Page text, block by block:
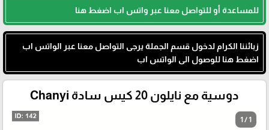
للمساعدة أو للتواصل معنا عبر واتس اب اضغط هنا
زبائننا الكرام لدخول قسم الجملة يرجى التواصل معنا عبر الواتس اب
اضغط هنا للوصول الى الواتس اب
دوسية مع نايلون 20 كيس سادة Chanyi
1 / 1